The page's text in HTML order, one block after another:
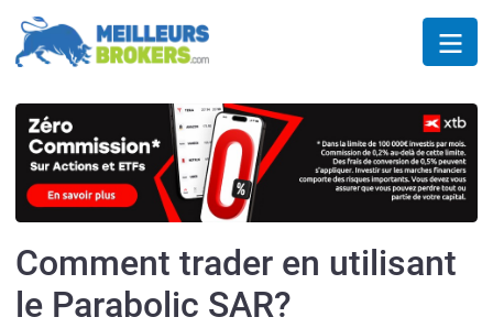
Comment trader en utilisant
le Parabolic SAR?